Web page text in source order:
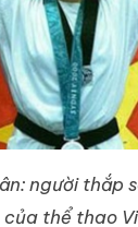
người thắp
của thể thao